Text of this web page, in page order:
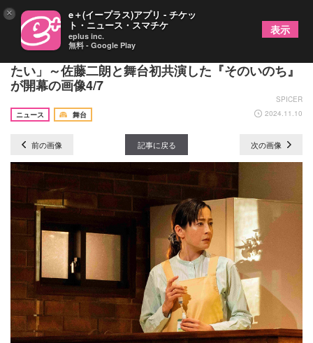
宮沢りえ「誠実に、心の密度を大切に、本番に挑み
たい」～佐藤二朗と舞台初共演した『そのいのち』
が開幕の画像4/7
SPICER
ニュース
舞台 2024.11.10
前の画像 記事に戻る 次の画像
× e＋(イープラス)アプリ - チケッ
ト・ニュース・スマチケ
eplus inc.
無料 - Google Play
表示